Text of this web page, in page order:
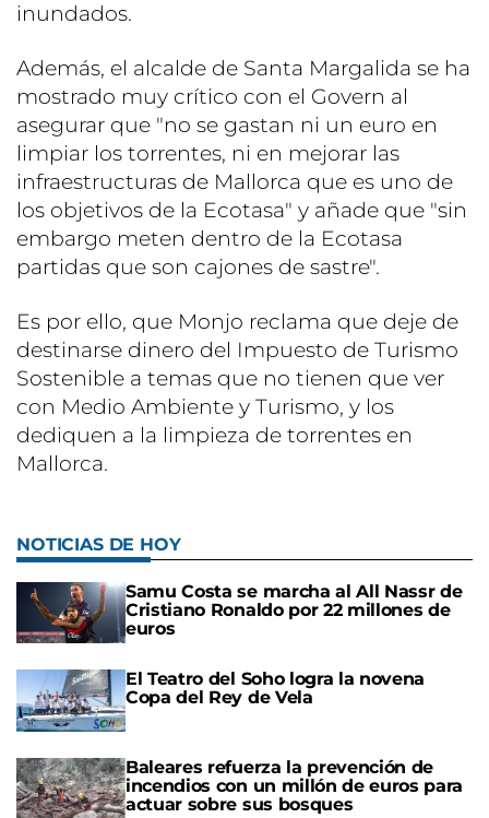
inundados.
Además, el alcalde de Santa Margalida se ha
mostrado muy crítico con el Govern al
asegurar que "no se gastan ni un euro en
limpiar los torrentes, ni en mejorar las
infraestructuras de Mallorca que es uno de
los objetivos de la Ecotasa" y añade que "sin
embargo meten dentro de la Ecotasa
partidas que son cajones de sastre".
Es por ello, que Monjo reclama que deje de
destinarse dinero del Impuesto de Turismo
Sostenible a temas que no tienen que ver
con Medio Ambiente y Turismo, y los
dediquen a la limpieza de torrentes en
Mallorca.
NOTICIAS DE HOY
Samu Costa se marcha al All Nassr de
Cristiano Ronaldo por 22 millones de
euros
El Teatro del Soho logra la novena
Copa del Rey de Vela
Baleares refuerza la prevención de
incendios con un millón de euros para
actuar sobre sus bosques